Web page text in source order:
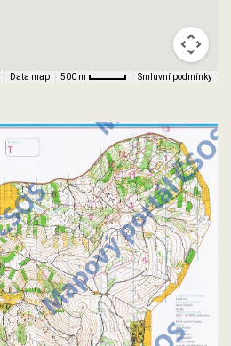
Data map 500 m Smluvní podmínky